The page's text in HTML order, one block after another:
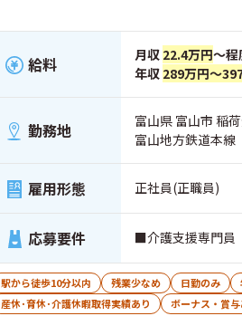
給料 月収 22.4万円～程
年収 289万円～
勤務地
富山県 富山市 稲
富山地方鉄道本線
雇用形態 正社員(正職員)
応募要件 ■介護支援専門員
駅から徒歩10分以内 残業少なめ 日勤のみ
産休･育休･介護休暇取得実績あり
ボーナス・賞与